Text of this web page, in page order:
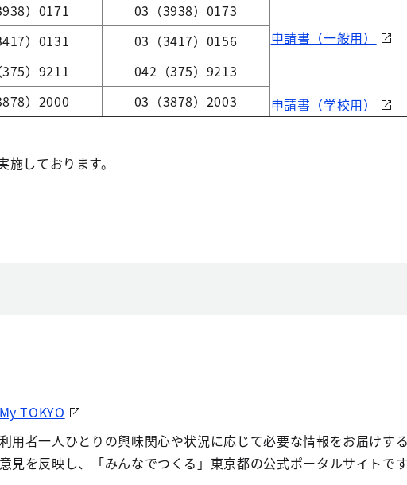
申請書（一般用）
申請書（学校用）
）0171
03（3938）0173
）0131
03（3417）0156
）9211
042（375）9213
）2000 03（3878）2003
しております。
My TOKYO
利用者一人ひとりの興味関心や状況に応じて必要な情報をお届けす
意見を反映し、「みんなでつくる」東京都の公式ポータルサイトです